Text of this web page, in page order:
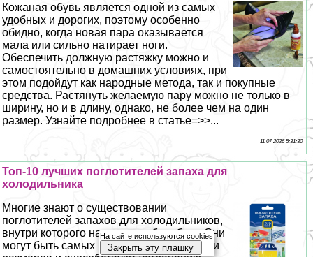
Кожаная обувь является одной из самых
удобных и дорогих, поэтому особенно
обидно, когда новая пара оказывается
мала или сильно натирает ноги.
Обеспечить должную растяжку можно и
самостоятельно в домашних условиях, при
этом подойдут как народные метода, так и покупные
средства. Растянуть желаемую пару можно не только в
ширину, но и в длину, однако, не более чем на один
размер. Узнайте подробнее в статье=>>...
11 07 2026 5:31:30
Топ-10 лучших поглотителей запаха для
холодильника
Многие знают о существовании
поглотителей запахов для холодильников,
внутри которого находится абсорбент. Они
могут быть самых разнообразных форм и
На сайте используются cookies
Закрыть эту плашку